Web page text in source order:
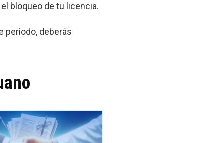
bloqueo de tu licencia.
periodo, deberás